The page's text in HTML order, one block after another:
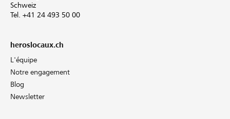
Schweiz
Tel. +41 24 493 50 00
heroslocaux.ch
L'équipe
Notre engagement
Blog
Newsletter